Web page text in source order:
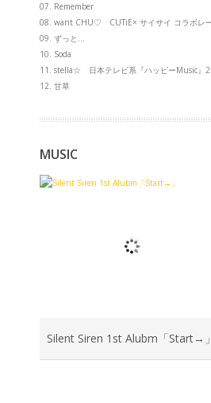
07. Remember
08. want CHU♡ CUTiE× サイサイ コラボレ
09. ずっと…
10. Soda
11. stella☆ 日本テレビ系『ハッピーMusic』
12. 甘草
MUSIC
Silent Siren 1st Alubm「Start→」